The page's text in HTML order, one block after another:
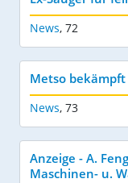
News, 72
Metso
News, 73
Anzeige - A.
Maschinen- u.